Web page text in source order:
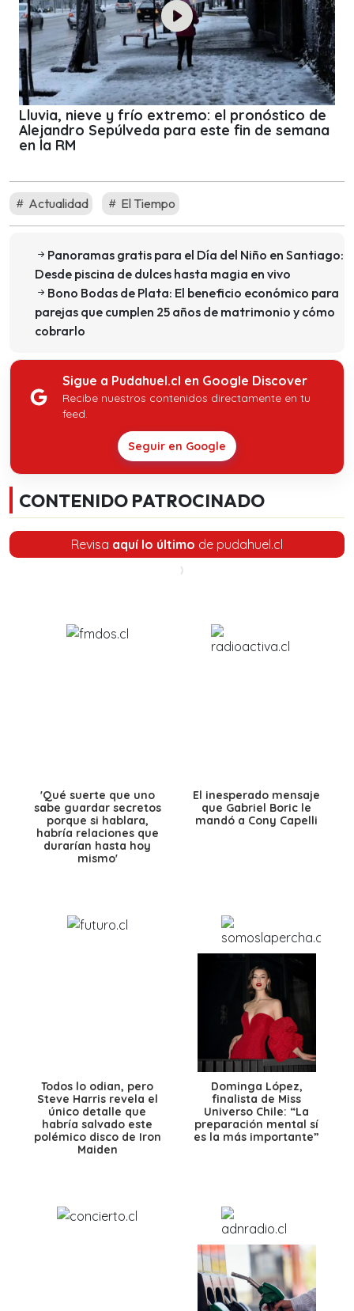
Lluvia, nieve y frío extremo: el pronóstico de
Alejandro Sepúlveda para este fin de semana
en la RM
Actualidad El Tiempo
Panoramas gratis para el Día del Niño en Santiago:
Desde piscina de dulces hasta magia en vivo
Bono Bodas de Plata: El beneficio económico para
parejas que cumplen 25 años de matrimonio y cómo
cobrarlo
Sigue a Pudahuel.cl en Google Discover
Recibe nuestros contenidos directamente en tu
feed.
Seguir en Google
CONTENIDO PATROCINADO
Revisa aquí lo último de pudahuel.cl
'Qué suerte que uno
sabe guardar secretos
porque si hablara,
habría relaciones que
durarían hasta hoy
mismo'
El inesperado mensaje
que Gabriel Boric le
mandó a Cony Capelli
Todos lo odian, pero
Steve Harris revela el
único detalle que
habría salvado este
polémico disco de Iron
Maiden
Dominga López,
finalista de Miss
Universo Chile: “La
preparación mental sí
es la más importante”